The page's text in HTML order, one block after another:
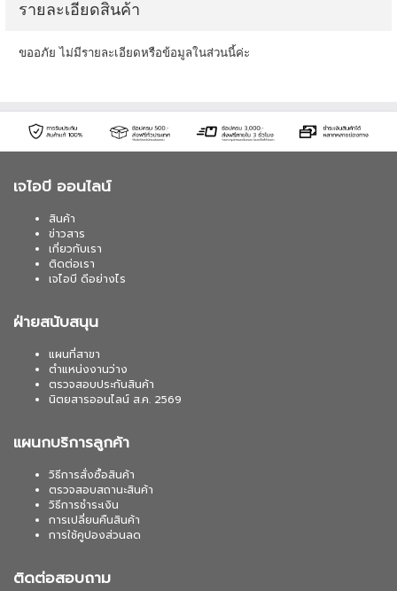
รายละเอียดสินค้า
ขออภัย ไม่มีรายละเอียดหรือข้อมูลในส่วนนี้ค่ะ
เจไอบี ออนไลน์
สินค้า
ข่าวสาร
เกี่ยวกับเรา
ติดต่อเรา
เจไอบี ดีอย่างไร
ฝ่ายสนับสนุน
แผนที่สาขา
ตำแหน่งงานว่าง
ตรวจสอบประกันสินค้า
นิตยสารออนไลน์ ส.ค. 2569
แผนกบริการลูกค้า
วิธีการสั่งซื้อสินค้า
ตรวจสอบสถานะสินค้า
วิธีการชำระเงิน
การเปลี่ยนคืนสินค้า
การใช้คูปองส่วนลด
ติดต่อสอบถาม